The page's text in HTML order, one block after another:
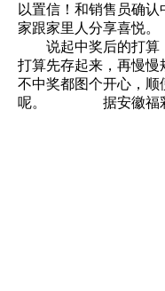
以置信！和销售员确
家跟家里人分享喜悦。
说起中奖后的打算，
打算先存起来，再慢慢
不中奖都图个开心，顺
呢。 据安徽福